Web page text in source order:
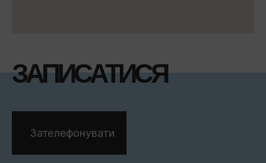
ЗАПИСАТИСЯ
Зателефонувати